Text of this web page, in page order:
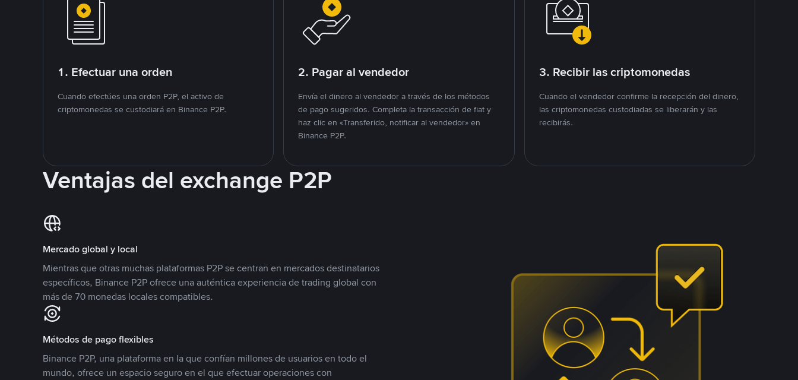
1. Efectuar una orden
Cuando efectúes una orden P2P, el activo de
criptomonedas se custodiará en Binance P2P.
2. Pagar al vendedor
Envía el dinero al vendedor a través de los métodos
de pago sugeridos. Completa la transacción de fiat y
haz clic en «Transferido, notificar al vendedor» en
Binance P2P.
3. Recibir las criptomonedas
Cuando el vendedor confirme la recepción del dinero,
las criptomonedas custodiadas se liberarán y las
recibirás.
Ventajas del exchange P2P
Mercado global y local
Mientras que otras muchas plataformas P2P se centran en mercados destinatarios
específicos, Binance P2P ofrece una auténtica experiencia de trading global con
más de 70 monedas locales compatibles.
Métodos de pago flexibles
Binance P2P, una plataforma en la que confían millones de usuarios en todo el
mundo, ofrece un espacio seguro en el que efectuar operaciones con